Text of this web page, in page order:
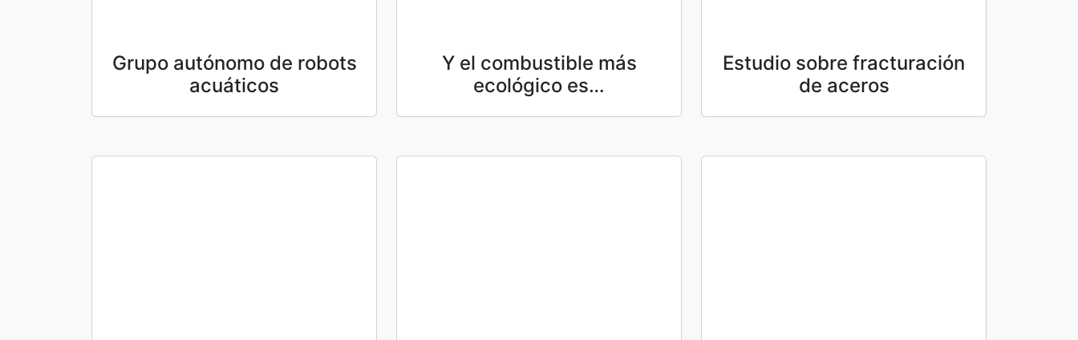
Grupo autónomo de robots
acuáticos
Y el combustible más
ecológico es…
Estudio sobre fracturación
de aceros